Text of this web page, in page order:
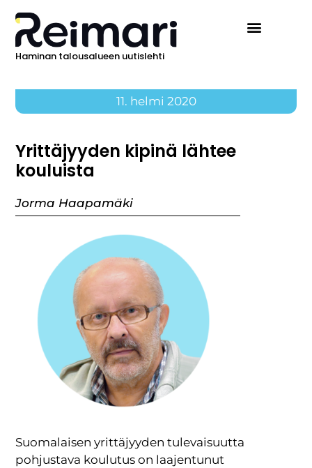
Haminan talousalueen uutislehti
11. helmi 2020
Yrittäjyyden kipinä lähtee
kouluista
Jorma Haapamäki
Suomalaisen yrittäjyyden tulevaisuutta
pohjustava koulutus on laajentunut